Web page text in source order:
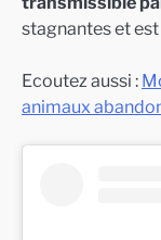
stagnantes et est
Ecoutez aussi :
animaux